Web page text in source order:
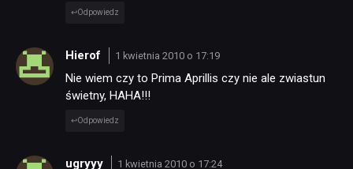
Odpowiedz
Hierof 1 kwietnia 2010 o 17:19
Nie wiem czy to Prima Aprillis czy nie ale zwiastun
świetny, HAHA!!!
Odpowiedz
ugryyy 1 kwietnia 2010 o 17:24